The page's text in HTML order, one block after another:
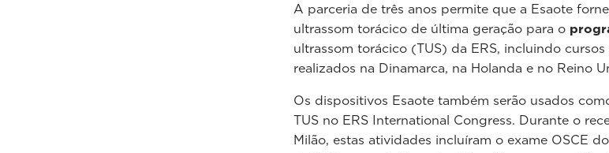
A parceria de três anos permite que a Esaote
ultrassom torácico de última geração para o
ultrassom torácico (TUS) da ERS, incluindo
realizados na Dinamarca, na Holanda e no Reino
Os dispositivos Esaote também serão usados
TUS no ERS International Congress. Durante o
Milão, estas atividades incluíram o exame OSCE